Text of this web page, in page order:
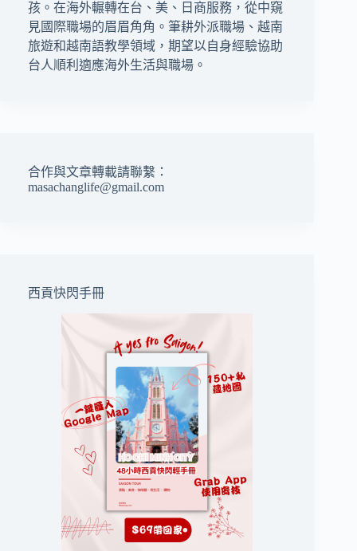
孩。在海外輾轉在台、美、日商服務，從中窺
見國際職場的眉眉角角。筆耕外派職場、越南
旅遊和越南語教學領域，期望以自身經驗協助
台人順利適應海外生活與職場。
合作與文章轉載請聯繫：
masachanglife@gmail.com
西貢快閃手冊